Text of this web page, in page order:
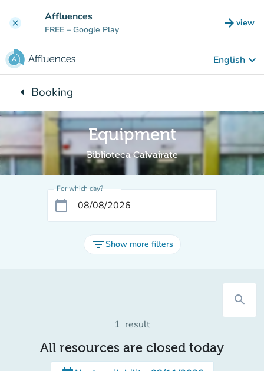
clear Affluences
FREE – Google Play arrow_forward view
(new
English keyboard_arrow_down
arrow_leftBack to:
Booking
Equipment
Biblioteca Calvairate
For which day?
calendar_today
filter_listShow more filters
search
1 result
All resources are closed today